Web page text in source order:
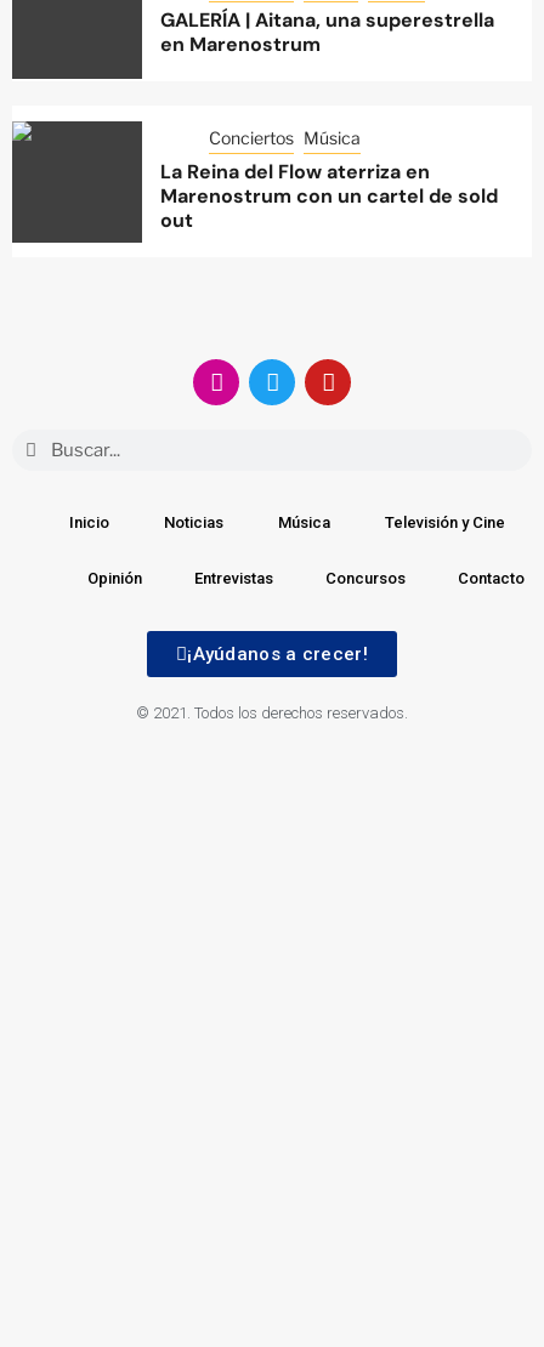
GALERÍA | Aitana, una superestrella
en Marenostrum
Conciertos Música
La Reina del Flow aterriza en
Marenostrum con un cartel de sold
out
Inicio Noticias Música Televisión y Cine
Opinión Entrevistas Concursos Contacto
¡Ayúdanos a crecer!
© 2021. Todos los derechos reservados.